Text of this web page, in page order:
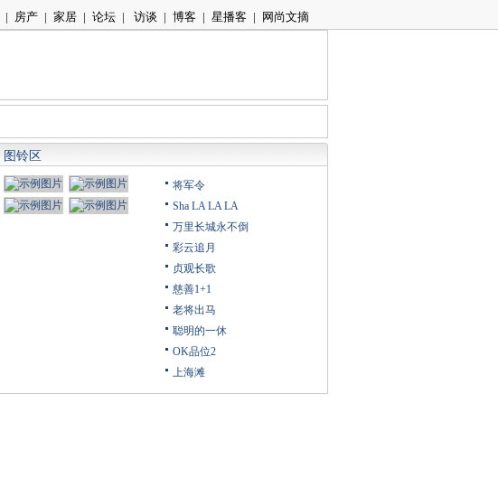
| 房产 | 家居 | 论坛 | 访谈 | 博客 | 星播客 | 网尚文摘
图铃区
将军令
Sha LA LA LA
万里长城永不倒
彩云追月
贞观长歌
慈善1+1
老将出马
聪明的一休
OK品位2
上海滩